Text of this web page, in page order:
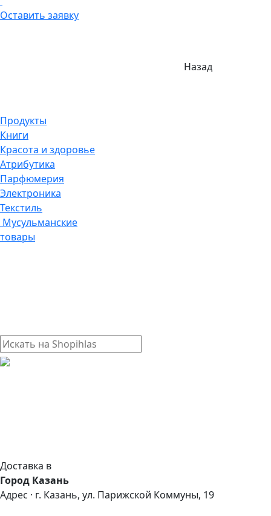
Оставить заявку
Назад
Продукты
Книги
Красота и здоровье
Атрибутика
Парфюмерия
Электроника
Текстиль
Мусульманские
товары
Доставка в
Город Казань
Адрес · г. Казань, ул. Парижской Коммуны, 19